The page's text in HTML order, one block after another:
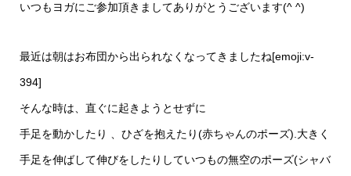
いつもヨガにご参加頂きましてありがとうございます(^ ^)
最近は朝はお布団から出られなくなってきましたね[emoji:v-
394]
そんな時は、直ぐに起きようとせずに
手足を動かしたり 、ひざを抱えたり(赤ちゃんのポーズ).大きく
手足を伸ばして伸びをしたりしていつもの無空のポーズ(シャバ